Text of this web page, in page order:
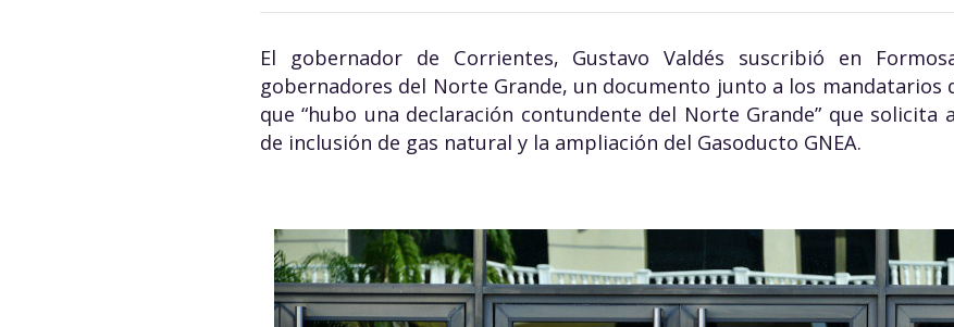
El gobernador de Corrientes, Gustavo Valdés suscribió en
gobernadores del Norte Grande, un documento junto a los mandatarios
que “hubo una declaración contundente del Norte Grande” que solicita
de inclusión de gas natural y la ampliación del Gasoducto GNEA.